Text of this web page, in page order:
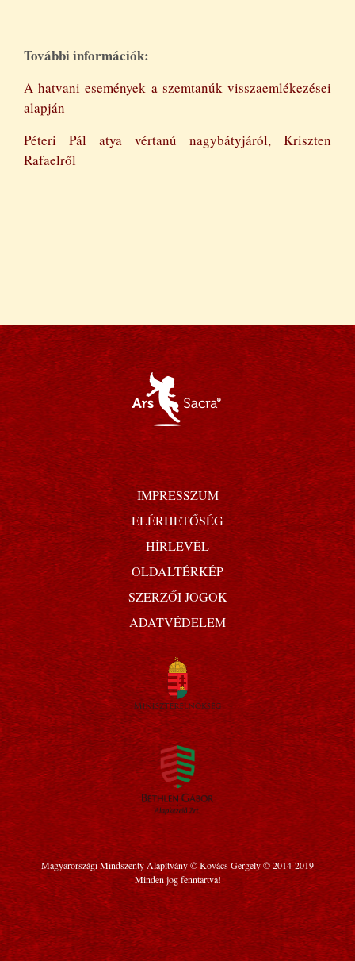
További információk:
A hatvani események a szemtanúk visszaemlékezései
alapján
Péteri Pál atya vértanú nagybátyjáról, Kriszten
Rafaelről
IMPRESSZUM
ELÉRHETŐSÉG
HÍRLEVÉL
OLDALTÉRKÉP
SZERZŐI JOGOK
ADATVÉDELEM
Magyarországi Mindszenty Alapítvány © Kovács Gergely © 2014-2019
Minden jog fenntartva!